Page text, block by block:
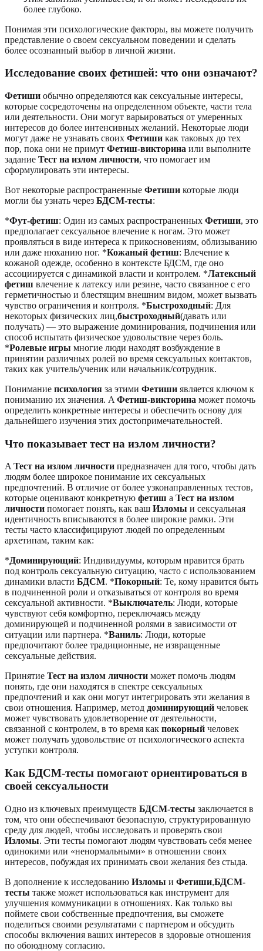
более глубоко.
Понимая эти психологические факторы, вы можете получить
представление о своем сексуальном поведении и сделать
более осознанный выбор в личной жизни.
Исследование своих фетишей: что они означают?
Фетиши обычно определяются как сексуальные интересы,
которые сосредоточены на определенном объекте, части тела
или деятельности. Они могут варьироваться от умеренных
интересов до более интенсивных желаний. Некоторые люди
могут даже не узнавать своих Фетиши как таковых до тех
пор, пока они не примут Фетиш-викторина или выполните
задание Тест на излом личности, что помогает им
сформулировать эти интересы.
Вот некоторые распространенные Фетиши которые люди
могли бы узнать через БДСМ-тесты:
*Фут-фетиш: Один из самых распространенных Фетиши, это
предполагает сексуальное влечение к ногам. Это может
проявляться в виде интереса к прикосновениям, облизыванию
или даже нюханию ног. *Кожаный фетиш: Влечение к
кожаной одежде, особенно в контексте БДСМ, где оно
ассоциируется с динамикой власти и контролем. *Латексный
фетиш влечение к латексу или резине, часто связанное с его
герметичностью и блестящим внешним видом, может вызвать
чувство ограничения и контроля. *Быстроходный: Для
некоторых физических лиц,быстроходный(давать или
получать) — это выражение доминирования, подчинения или
способ испытать физическое удовольствие через боль.
*Ролевые игры многие люди находят возбуждение в
принятии различных ролей во время сексуальных контактов,
таких как учитель/ученик или начальник/сотрудник.
Понимание психология за этими Фетиши является ключом к
пониманию их значения. A Фетиш-викторина может помочь
определить конкретные интересы и обеспечить основу для
дальнейшего изучения этих достопримечательностей.
Что показывает тест на излом личности?
A Тест на излом личности предназначен для того, чтобы дать
людям более широкое понимание их сексуальных
предпочтений. В отличие от более узконаправленных тестов,
которые оценивают конкретную фетиш a Тест на излом
личности помогает понять, как ваш Изломы и сексуальная
идентичность вписываются в более широкие рамки. Эти
тесты часто классифицируют людей по определенным
архетипам, таким как:
*Доминирующий: Индивидуумы, которым нравится брать
под контроль сексуальную ситуацию, часто с использованием
динамики власти БДСМ. *Покорный: Те, кому нравится быть
в подчиненной роли и отказываться от контроля во время
сексуальной активности. *Выключатель: Люди, которые
чувствуют себя комфортно, переключаясь между
доминирующей и подчиненной ролями в зависимости от
ситуации или партнера. *Ваниль: Люди, которые
предпочитают более традиционные, не извращенные
сексуальные действия.
Принятие Тест на излом личности может помочь людям
понять, где они находятся в спектре сексуальных
предпочтений и как они могут интегрировать эти желания в
свои отношения. Например, метод доминирующий человек
может чувствовать удовлетворение от деятельности,
связанной с контролем, в то время как покорный человек
может получать удовольствие от психологического аспекта
уступки контроля.
Как БДСМ-тесты помогают ориентироваться в
своей сексуальности
Одно из ключевых преимуществ БДСМ-тесты заключается в
том, что они обеспечивают безопасную, структурированную
среду для людей, чтобы исследовать и проверять свои
Изломы. Эти тесты помогают людям чувствовать себя менее
одинокими или «ненормальными» в отношении своих
интересов, побуждая их принимать свои желания без стыда.
В дополнение к исследованию Изломы и Фетиши,БДСМ-
тесты также может использоваться как инструмент для
улучшения коммуникации в отношениях. Как только вы
поймете свои собственные предпочтения, вы сможете
поделиться своими результатами с партнером и обсудить
способы включения ваших интересов в здоровые отношения
по обоюдному согласию.